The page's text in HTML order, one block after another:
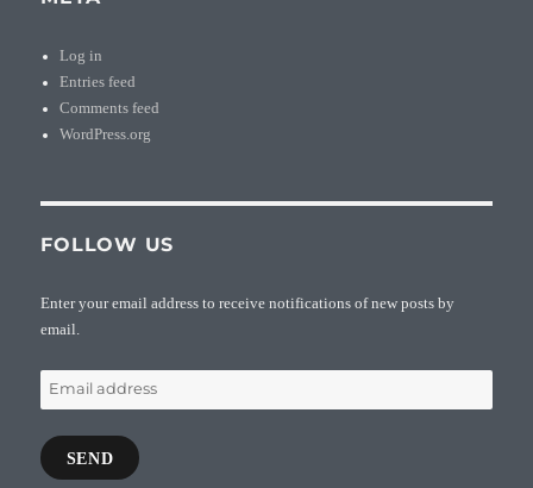
Log in
Entries feed
Comments feed
WordPress.org
FOLLOW US
Enter your email address to receive notifications of new posts by
email.
Email
address
SEND